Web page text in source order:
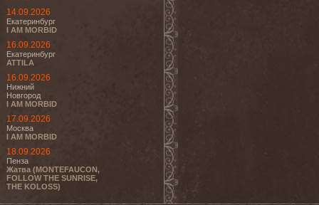
14.09.2026
Екатеринбург
I AM MORBID
16.09.2026
Екатеринбург
ATTILA
16.09.2026
Нижний
Новгород
I AM MORBID
17.09.2026
Москва
I AM MORBID
18.09.2026
Пенза
Жатва (MONTEFAUCON,
FOLLOW THE SUNRISE,
THE KOLOSS)